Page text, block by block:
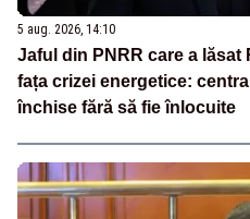
5 aug. 2026, 14:10
Jaful din PNRR care a
fața crizei energetice:
închise fără să fie înlocuite